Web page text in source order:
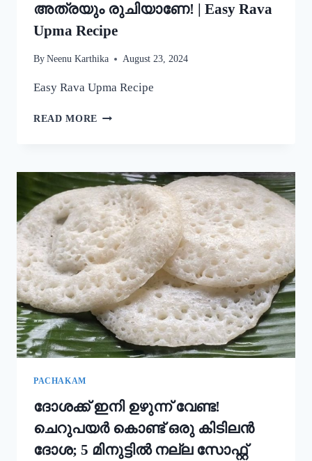
അത്രയും രുചിയാണേ! | Easy Rava
Upma Recipe
By Neenu Karthika August 23, 2024
Easy Rava Upma Recipe
READ MORE ഒരു
ഉണ്ടാക്കിയാൽ
വീണ്ടും
വീണ്ടും
കഴിക്കാൻ
തോന്നും!
അത്രയും
രുചിയാണേ!
|
EASY
RAVA
UPMA
RECIPE
PACHAKAM
ദോശക്ക് ഇനി ഉഴുന്ന് വേണ്ട!
ചെറുപയർ കൊണ്ട് ഒരു കിടിലൻ
ദോശ; 5 മിനുട്ടിൽ നല്ല സോഫ്റ്റ്